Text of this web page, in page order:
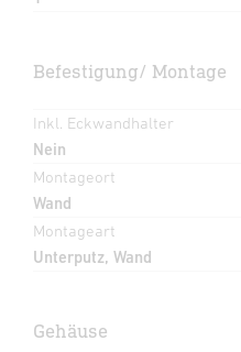
Befestigung/ Montage
Inkl. Eckwandhalter
Nein
Montageort
Wand
Montageart
Unterputz, Wand
Gehäuse